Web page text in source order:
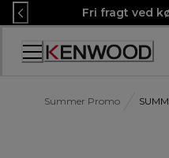
Skip
to
Content
Fri fragt ved
Summer Promo